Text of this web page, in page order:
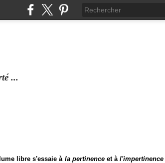
...
libre s'essaie à la pertinenceet àl'impertinence